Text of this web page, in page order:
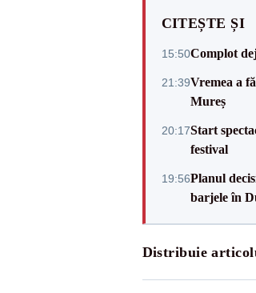
CITEȘTE ȘI
15:50Complot
21:39Vremea a
Mureș
20:17Start
festival
19:56Planul
barjele în
Distribuie